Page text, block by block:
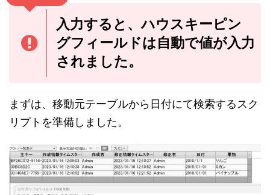
入力すると、ハウスキーピン
グフィールドは自動で値が入力
されました。
まずは、移動元テーブルから日付にて検索するスク
リプトを準備しました。